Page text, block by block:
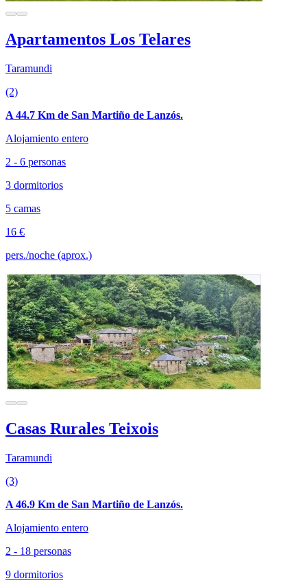
Apartamentos Los Telares
Taramundi
(2)
A 44.7 Km de San Martiño de Lanzós.
Alojamiento entero
2 - 6 personas
3 dormitorios
5 camas
16 €
pers./noche (aprox.)
Casas Rurales Teixois
Taramundi
(3)
A 46.9 Km de San Martiño de Lanzós.
Alojamiento entero
2 - 18 personas
9 dormitorios